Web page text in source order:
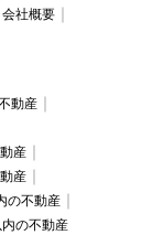
会社概要
動産
産
産
の不動産
の不動産